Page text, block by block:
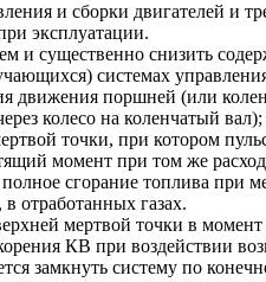
и сборки двигателей и
эксплуатации.
существенно снизить
системах
движения поршней (или
колесо на коленчатый
точки, при котором
момент при том же
сгорание топлива при
отработанных газах.
мертвой точки в
КВ при воздействии
замкнуть систему по